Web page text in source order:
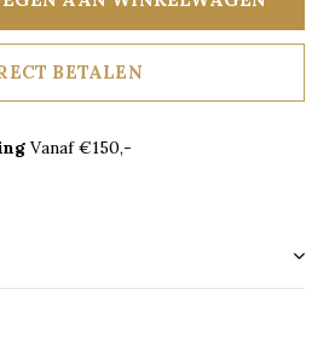
BETALEN
Vanaf €150,-